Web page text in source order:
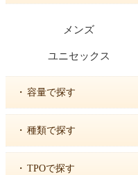
メンズ
ユニセックス
・ 容量で探す
・ 種類で探す
・ TPOで探す